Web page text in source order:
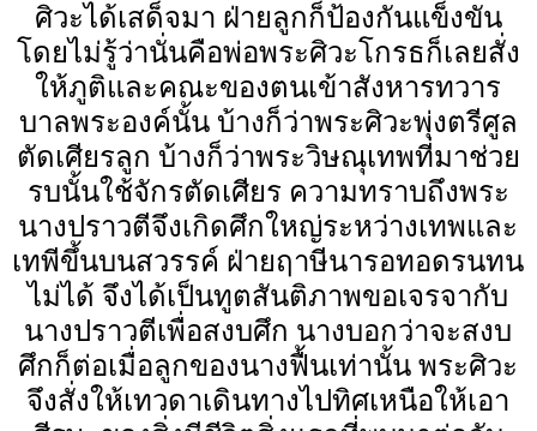
ศิวะได้เสด็จมา ฝ่ายลูกก็ป้องกันแข็งขัน
โดยไม่รู้ว่านั่นคือพ่อพระศิวะโกรธก็เลยสั่ง
ให้ภูติและคณะของตนเข้าสังหารทวาร
บาลพระองค์นั้น บ้างก็ว่าพระศิวะพุ่งตรีศูล
ตัดเศียรลูก บ้างก็ว่าพระวิษณุเทพที่มาช่วย
รบนั้นใช้จักรตัดเศียร ความทราบถึงพระ
นางปราวตีจึงเกิดศึกใหญ่ระหว่างเทพและ
เทพีขึ้นบนสวรรค์ ฝ่ายฤาษีนารอทอดรนทน
ไม่ได้ จึงได้เป็นทูตสันติภาพขอเจรจากับ
นางปราวตีเพื่อสงบศึก นางบอกว่าจะสงบ
ศึกก็ต่อเมื่อลูกของนางฟื้นเท่านั้น พระศิวะ
จึงสั่งให้เทวดาเดินทางไปทิศเหนือให้เอา